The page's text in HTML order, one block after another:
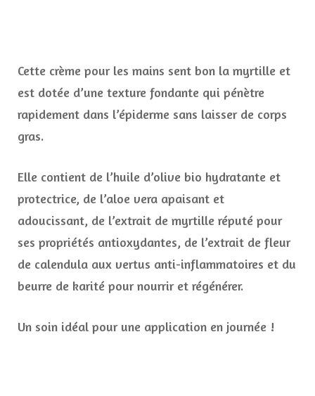
Cette crème pour les mains sent bon la myrtille et
est dotée d’une texture fondante qui pénètre
rapidement dans l’épiderme sans laisser de corps
gras.
Elle contient de l’huile d’olive bio hydratante et
protectrice, de l’aloe vera apaisant et
adoucissant, de l’extrait de myrtille réputé pour
ses propriétés antioxydantes, de l’extrait de fleur
de calendula aux vertus anti-inflammatoires et du
beurre de karité pour nourrir et régénérer.
Un soin idéal pour une application en journée !